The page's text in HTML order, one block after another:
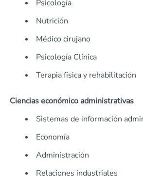
Psicología
Nutrición
Médico cirujano
Psicología Clínica
Terapia física y rehabilitación
Ciencias económico administrativas
Sistemas de información
Economía
Administración
Relaciones industriales